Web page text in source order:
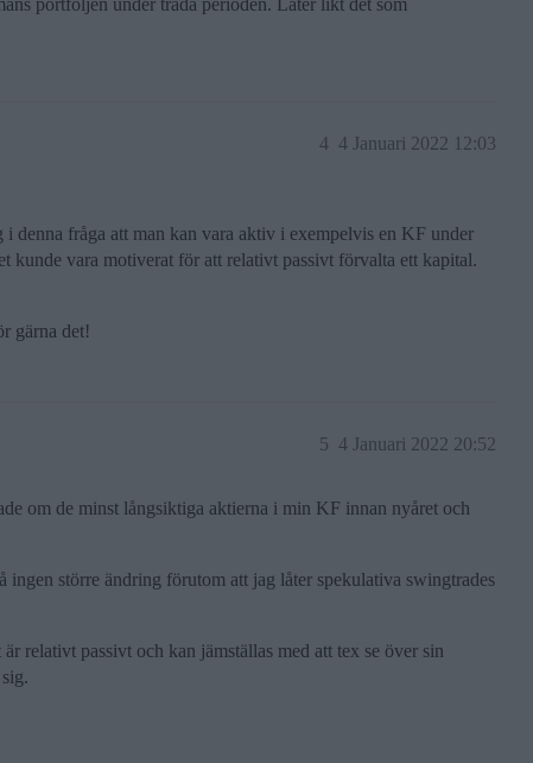
portföljen under träda perioden. Låter likt det som
4 Januari 2022 12:03
4
denna fråga att man kan vara aktiv i exempelvis en KF under
kunde vara motiverat för att relativt passivt förvalta ett kapital.
gärna det!
4 Januari 2022 20:52
5
om de minst långsiktiga aktierna i min KF innan nyåret och
ingen större ändring förutom att jag låter spekulativa swingtrades
relativt passivt och kan jämställas med att tex se över sin